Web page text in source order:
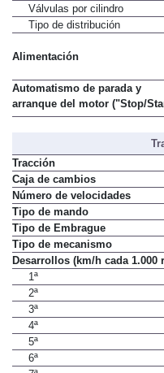
Válvulas por cilindro
Tipo de distribución
Alimentación
Automatismo de parada y
arranque del motor ("Stop/
Tracción
Caja de cambios
Número de velocidades
Tipo de mando
Tipo de Embrague
Tipo de mecanismo
Desarrollos (km/h cada 1.000
1ª
2ª
3ª
4ª
5ª
6ª